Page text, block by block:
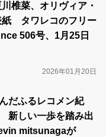
椎菜、オリヴィア・
紙 タワレコのフリー
506号、1月25日
2026年01月20日
だふるレコメン紀
新しい一歩を踏み出
mitsunagaが